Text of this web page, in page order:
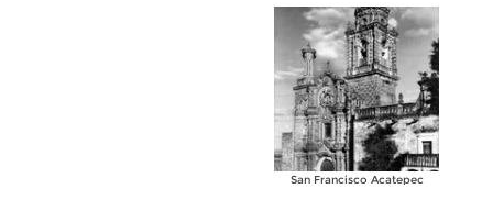
San Francisco Acatepec